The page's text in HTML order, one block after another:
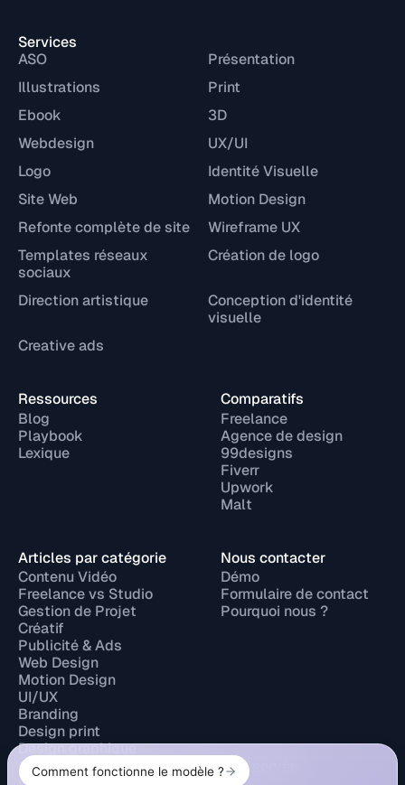
Services
ASO
Présentation
Illustrations
Print
Ebook
3D
Webdesign
UX/UI
Logo
Identité Visuelle
Site Web
Motion Design
Refonte complète de site
Wireframe UX
Templates réseaux
sociaux
Création de logo
Direction artistique
Conception d'identité
visuelle
Creative ads
Ressources
Blog
Playbook
Lexique
Comparatifs
Freelance
Agence de design
99designs
Fiverr
Upwork
Malt
Articles par catégorie
Contenu Vidéo
Freelance vs Studio
Gestion de Projet
Créatif
Publicité & Ads
Web Design
Motion Design
UI/UX
Branding
Design print
Design graphique
Nous contacter
Démo
Formulaire de contact
Pourquoi nous ?
© 2026 Design Elite. Tous droits réservés